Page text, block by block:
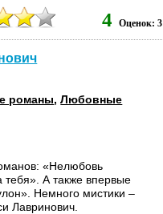
4 Оценок: 3
романы,Любовные
«Нелюбовь
тебя». А также впервые
Немного мистики –
Лавринович.